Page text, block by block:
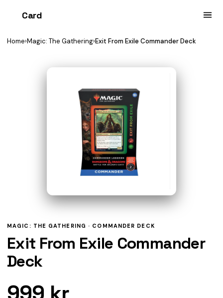
Card
Home›Magic: The Gathering›Exit From Exile Commander Deck
MAGIC: THE GATHERING · COMMANDER DECK
Exit From Exile Commander
Deck